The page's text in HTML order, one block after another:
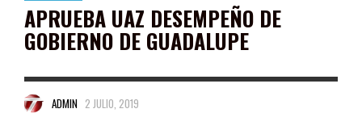
APRUEBA UAZ DESEMPEÑO DE
GOBIERNO DE GUADALUPE
ADMIN 2 JULIO, 2019